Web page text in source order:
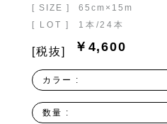
[ SIZE ]
65cm×15m
[ LOT ]
1本/24本
￥4,600
[税抜]
カラー :
数量 :